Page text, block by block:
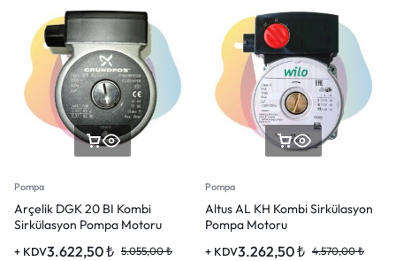
Pompa
Arçelik DGK 20 BI Kombi
Sirkülasyon Pompa Motoru
3.622,50₺ 5.055,00₺
+ KDV
Pompa
Altus AL KH Kombi Sirkülasyon
Pompa Motoru
3.262,50₺ 4.570,00₺
+ KDV